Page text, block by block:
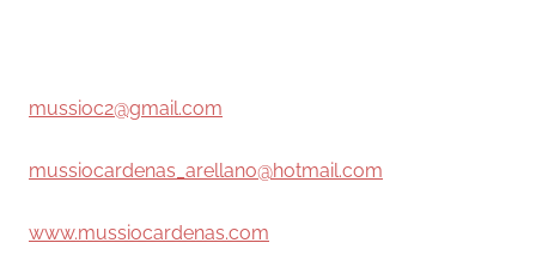
mussioc2@gmail.com
mussiocardenas_arellano@hotmail.com
www.mussiocardenas.com